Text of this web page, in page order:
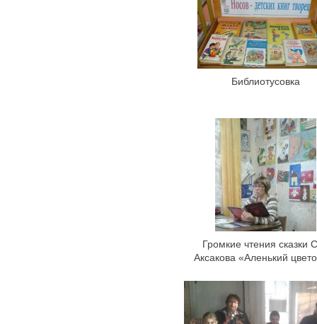
Библиотусовка
Громкие чтения сказки
Аксакова «Аленький